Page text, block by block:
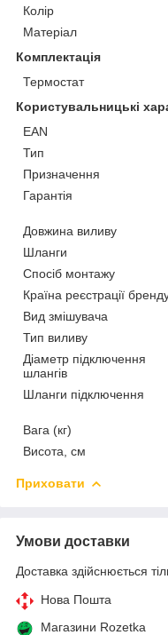
Колір
Матеріал
Комплектація
Термостат
Користувальницькі
EAN
Тип
Призначення
Гарантія
Довжина виливу
Шланги
Спосіб монтажу
Країна реєстрації
Вид змішувача
Тип виливу
Діаметр підключення
шлангів
Шланги підключення
Вага (кг)
Висота, см
Приховати
Умови доставки
Доставка здійснюється
Нова Пошта
Магазини Rozetka